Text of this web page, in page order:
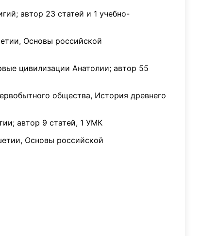
автор 23 статей и 1 учебно-
Основы российской
цивилизации Анатолии; автор 55
общества, История древнего
автор 9 статей, 1 УМК
Основы российской